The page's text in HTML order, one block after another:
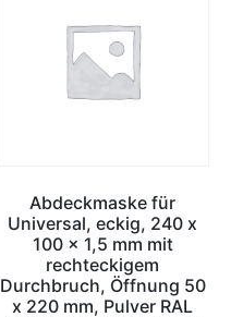
Abdeckmaske für
Universal, eckig, 240 x
100 x 1,5 mm mit
rechteckigem
Durchbruch, Öffnung 50
x 220 mm, Pulver RAL